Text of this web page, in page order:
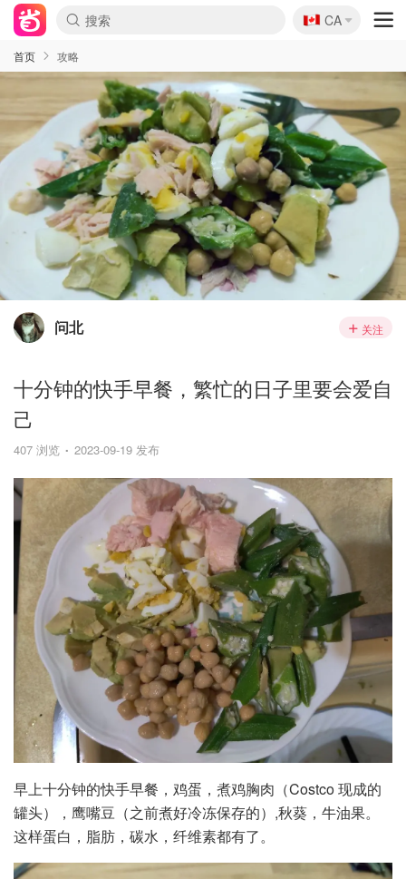
🇨🇦
CA
首页 攻略
问北 关注
十分钟的快手早餐，繁忙的日子里要会爱自
己
407 浏览 2023-09-19 发布
早上十分钟的快手早餐，鸡蛋，煮鸡胸肉（Costco 现成的
罐头），鹰嘴豆（之前煮好冷冻保存的）,秋葵，牛油果。
这样蛋白，脂肪，碳水，纤维素都有了。